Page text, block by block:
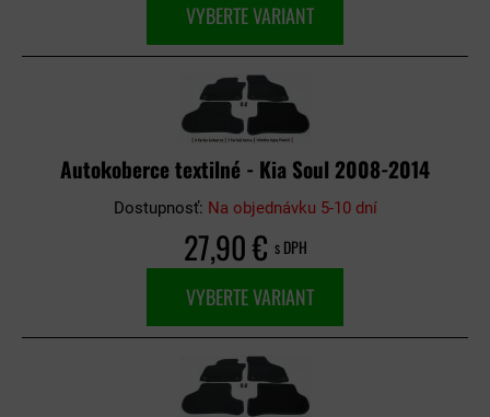
VYBERTE VARIANT
Autokoberce textilné - Kia Soul 2008-2014
Dostupnosť: Na objednávku 5-10 dní
27,90 € s DPH
VYBERTE VARIANT